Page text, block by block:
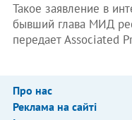
Такое заявление в
бывший глава МИД
передает Associated
Про нас
Реклама на сайті